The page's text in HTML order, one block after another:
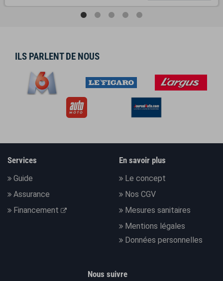
ILS PARLENT DE NOUS
Services
Guide
Assurance
Financement
En savoir plus
Le concept
Nos CGV
Mesures sanitaires
Mentions légales
Données personnelles
Nous suivre